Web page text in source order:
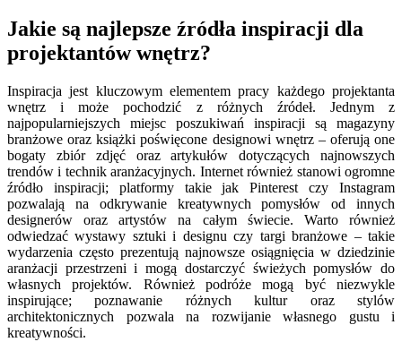
Jakie są najlepsze źródła inspiracji dla
projektantów wnętrz?
Inspiracja jest kluczowym elementem pracy każdego projektanta
wnętrz i może pochodzić z różnych źródeł. Jednym z
najpopularniejszych miejsc poszukiwań inspiracji są magazyny
branżowe oraz książki poświęcone designowi wnętrz – oferują one
bogaty zbiór zdjęć oraz artykułów dotyczących najnowszych
trendów i technik aranżacyjnych. Internet również stanowi ogromne
źródło inspiracji; platformy takie jak Pinterest czy Instagram
pozwalają na odkrywanie kreatywnych pomysłów od innych
designerów oraz artystów na całym świecie. Warto również
odwiedzać wystawy sztuki i designu czy targi branżowe – takie
wydarzenia często prezentują najnowsze osiągnięcia w dziedzinie
aranżacji przestrzeni i mogą dostarczyć świeżych pomysłów do
własnych projektów. Również podróże mogą być niezwykle
inspirujące; poznawanie różnych kultur oraz stylów
architektonicznych pozwala na rozwijanie własnego gustu i
kreatywności.